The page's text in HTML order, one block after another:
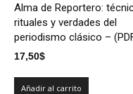
Alma de Reportero:
rituales y verdades del
periodismo clásico –
17,50$
Añadir al carrito